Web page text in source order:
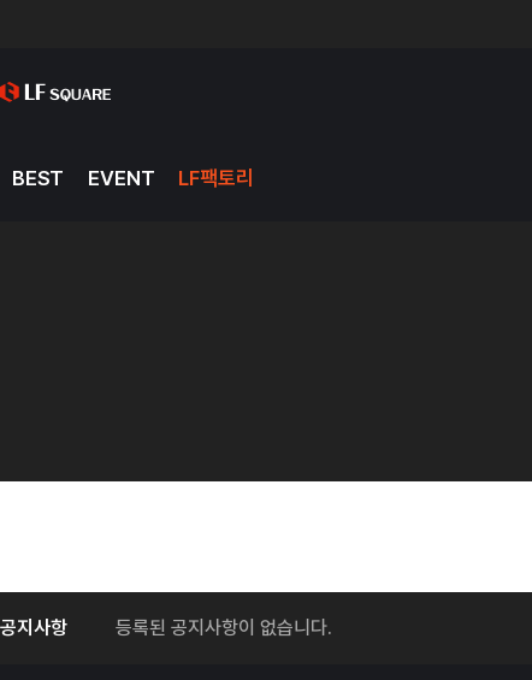
BEST EVENT LF팩토리
공지사항 등록된 공지사항이 없습니다.